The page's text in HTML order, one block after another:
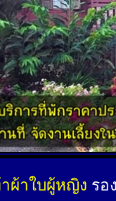
ผ้าใบผู้หญิง รอ